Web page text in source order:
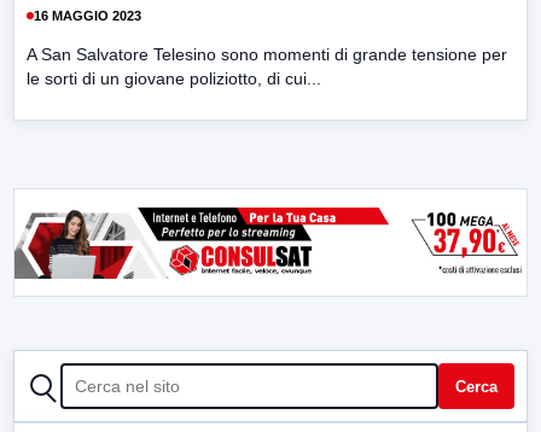
16 MAGGIO 2023
A San Salvatore Telesino sono momenti di grande tensione per
le sorti di un giovane poliziotto, di cui...
CERCA Cerca